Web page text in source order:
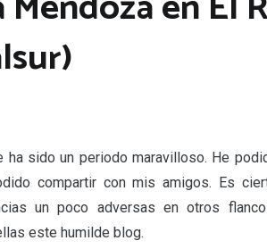
sido un periodo maravilloso. He
compartir con mis amigos. Es
un poco adversas en otros
este humilde blog.